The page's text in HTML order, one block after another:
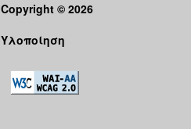
Copyright © 2026
Υλοποίηση